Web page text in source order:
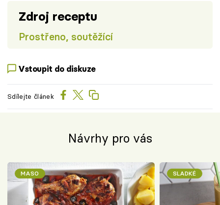
Zdroj receptu
Prostřeno, soutěžící
Vstoupit do diskuze
Sdílejte článek
Návrhy pro vás
MASO SLADKÉ